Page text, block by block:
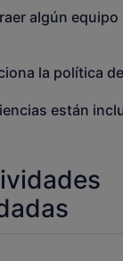
algún equipo
la política
están